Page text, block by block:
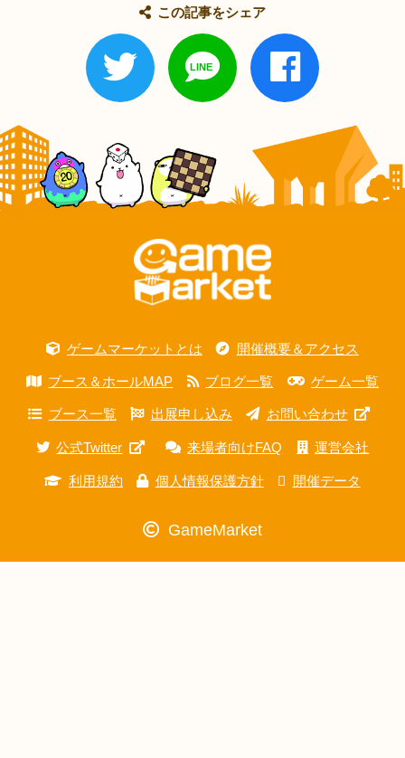
この記事をシェア
ゲームマーケットとは 開催概要＆アクセス
ブース＆ホールMAP ブログ一覧 ゲーム一覧
ブース一覧 出展申し込み お問い合わせ
公式Twitter 来場者向けFAQ 運営会社
利用規約 個人情報保護方針 開催データ
GameMarket